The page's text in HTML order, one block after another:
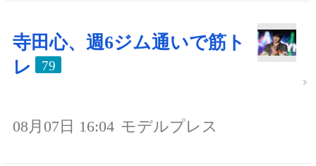
寺田心、週6ジム通いで筋ト
レ
79
08月07日 16:04 モデルプレス